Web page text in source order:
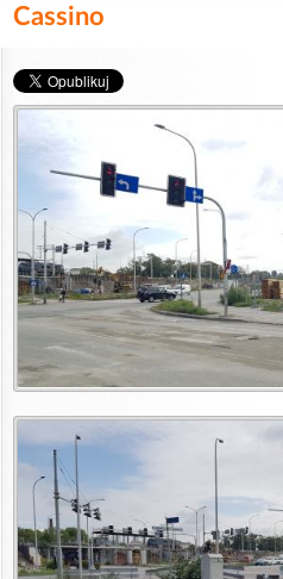
Cassino